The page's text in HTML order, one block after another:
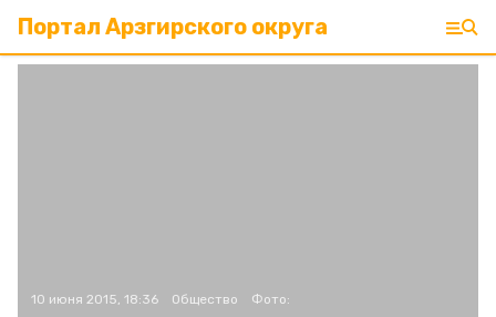
Портал Арзгирского округа
10 июня 2015, 18:36 Общество Фото: